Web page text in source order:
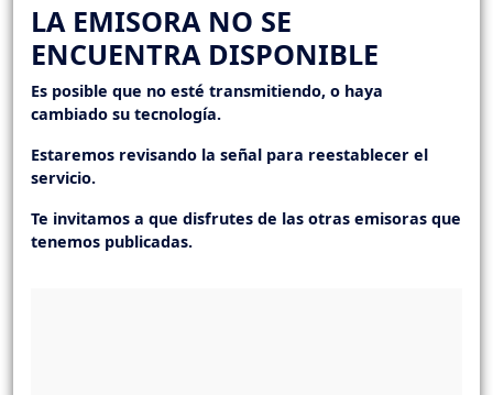
LA EMISORA NO SE
ENCUENTRA DISPONIBLE
Es posible que no esté transmitiendo, o haya
cambiado su tecnología.
Estaremos revisando la señal para reestablecer el
servicio.
Te invitamos a que disfrutes de las otras emisoras que
tenemos publicadas.